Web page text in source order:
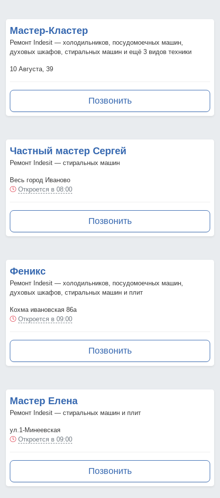
Мастер-Кластер
Ремонт Indesit — холодильников, посудомоечных машин,
духовых шкафов, стиральных машин и ещё 3 видов техники
10 Августа, 39
Позвонить
Частный мастер Сергей
Ремонт Indesit — стиральных машин
Весь город Иваново
Откроется в 08:00
Позвонить
Феникс
Ремонт Indesit — холодильников, посудомоечных машин,
духовых шкафов, стиральных машин и плит
Кохма ивановская 86а
Откроется в 09:00
Позвонить
Мастер Елена
Ремонт Indesit — стиральных машин и плит
ул.1-Минеевская
Откроется в 09:00
Позвонить